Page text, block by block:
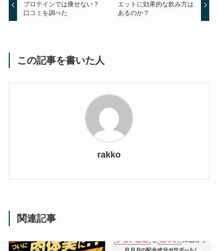
プロテインでは痩せない？
口コミを調べた
エットに効果的な飲み方は
あるのか？
この記事を書いた人
rakko
関連記事